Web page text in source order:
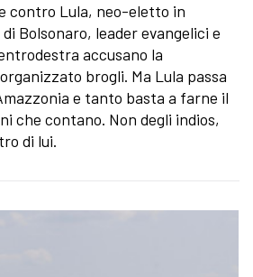
contro Lula, neo-eletto in
Bolsonaro, leader evangelici e
accusano la
brogli. Ma Lula passa
e tanto basta a farne il
che contano. Non degli indios,
di lui.